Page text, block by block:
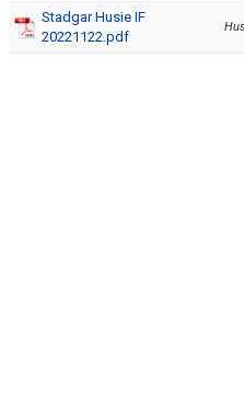
Stadgar Husie IF
20221122.pdf